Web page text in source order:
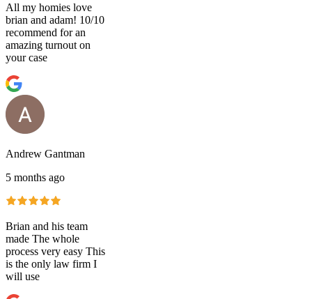
All my homies love
brian and adam! 10/10
recommend for an
amazing turnout on
your case
Andrew Gantman
5 months ago
Brian and his team
made The whole
process very easy This
is the only law firm I
will use